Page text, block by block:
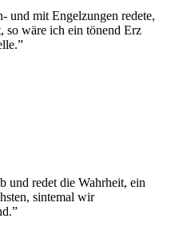
und mit Engelzungen redete,
so wäre ich ein tönend Erz
”
und redet die Wahrheit, ein
sintemal wir
”